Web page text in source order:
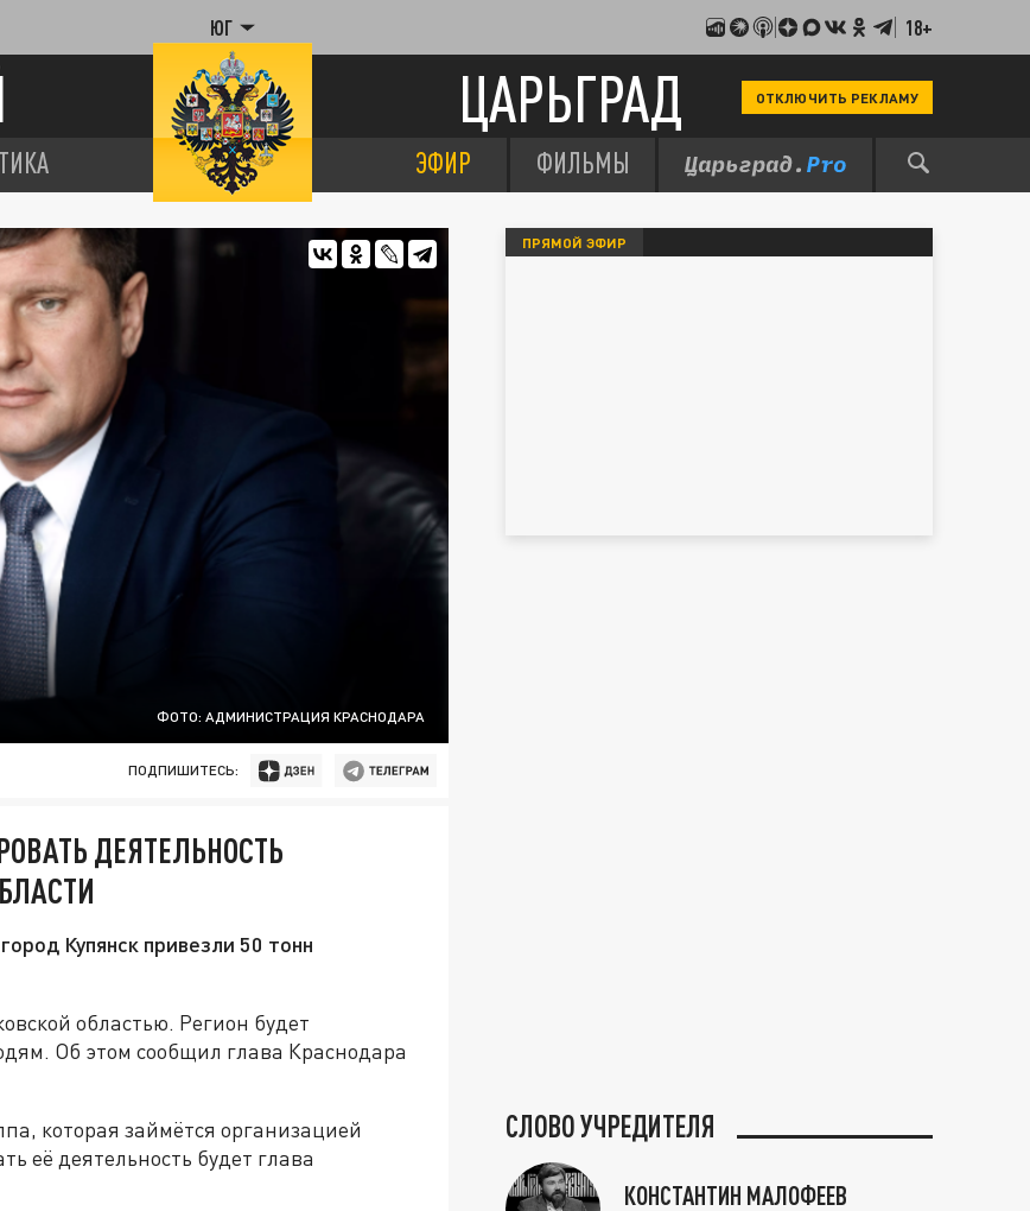
ЮГ 18+
ЦАРЬГРАД ОТКЛЮЧИТЬ РЕКЛАМУ
ЭФИР ФИЛЬМЫ
ФОТО: АДМИНИСТРАЦИЯ КРАСНОДАРА
ПОДПИШИТЕСЬ:
ДЕЯТЕЛЬНОСТЬ
Купянск привезли 50 тонн
областью. Регион будет
Об этом сообщил глава Краснодара
которая займётся организацией
её деятельность будет глава
ПРЯМОЙ ЭФИР
СЛОВО УЧРЕДИТЕЛЯ
КОНСТАНТИН МАЛОФЕЕВ